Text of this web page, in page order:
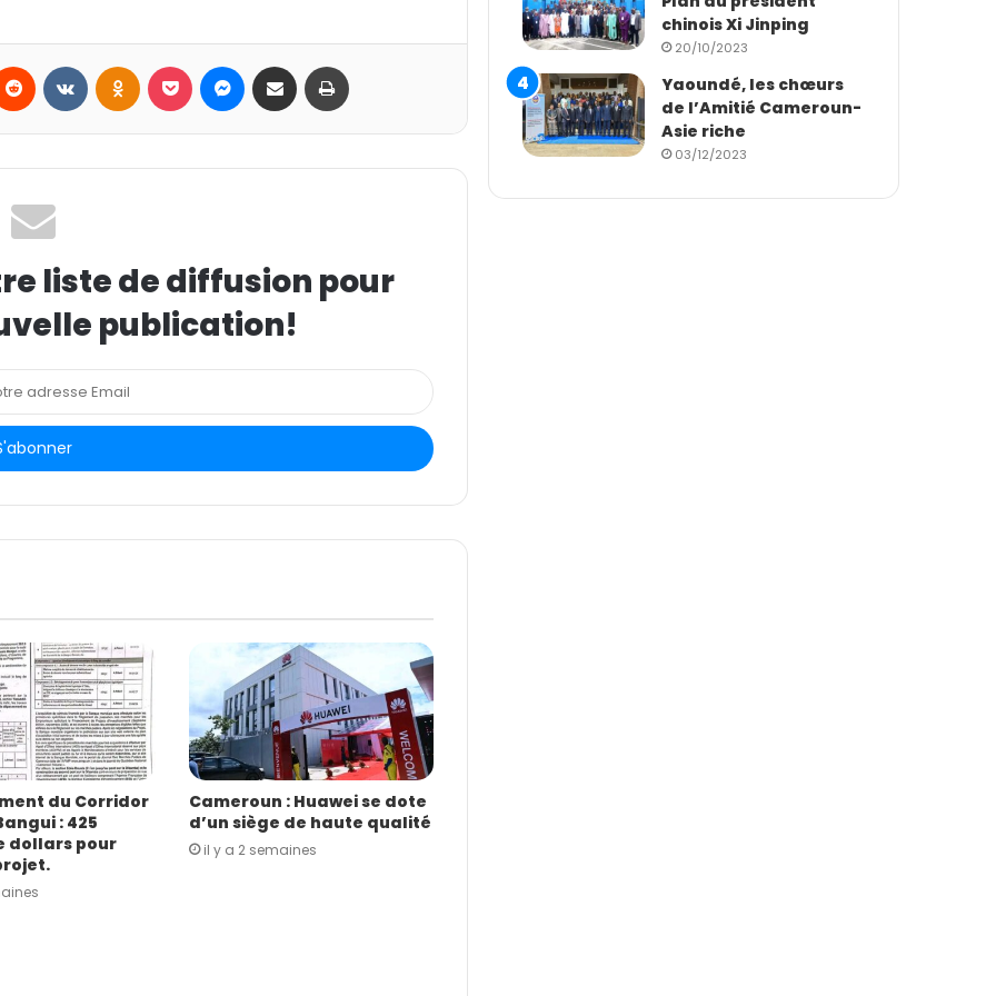
liste de diffusion pour
publication!
du Corridor
: 425
dollars pour
Cameroun : Huawei se dote
d’un siège de haute qualité
il y a 2 semaines
chinois Xi Jinping
20/10/2023
Yaoundé, les chœurs
de l’Amitié Cameroun-
Asie riche
03/12/2023